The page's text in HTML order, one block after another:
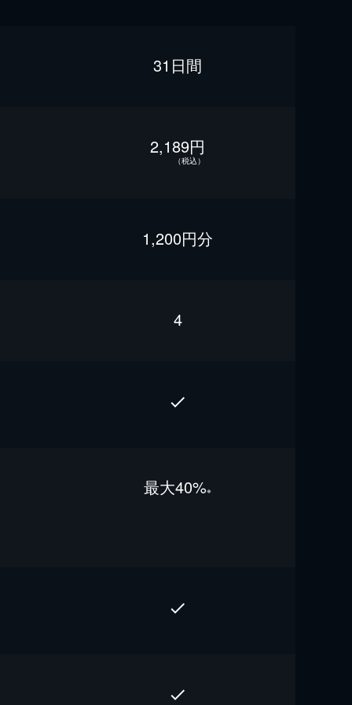
31日間
2,189円
（税込）
1,200円分
4
最⼤40%※